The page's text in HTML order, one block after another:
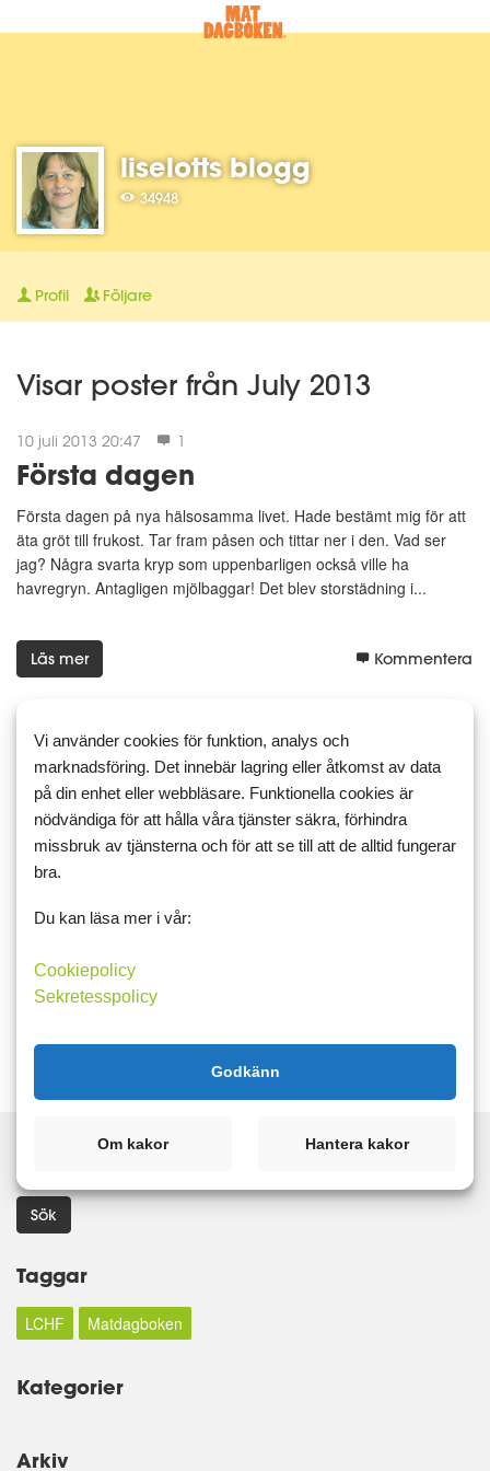
liselotts blogg
34948
Profil Följare
Visar poster från July 2013
10 juli 2013 20:47 1
Första dagen
Första dagen på nya hälsosamma livet. Hade bestämt mig för att
äta gröt till frukost. Tar fram påsen och tittar ner i den. Vad ser
jag? Några svarta kryp som uppenbarligen också ville ha
havregryn. Antagligen mjölbaggar! Det blev storstädning i...
Läs mer Kommentera
10 juli 2013 07:33
Att stärka imunförsvaret
Dags att gå ner i vikt igen. Måste börja tänka på min hälsa. Det
kommer att bli tufft men det måste gå. Har fått diagnosen
bröstcancer. Först opererade de bort själva knölen i bröstet och
en lymfkörtel. Vid analysen av lymfkörteln hittades...
Läs mer
Sök
Taggar
LCHF Matdagboken
Kategorier
Arkiv
Vi använder cookies för funktion, analys och
marknadsföring. Det innebär lagring eller åtkomst av data
på din enhet eller webbläsare. Funktionella cookies är
nödvändiga för att hålla våra tjänster säkra, förhindra
missbruk av tjänsterna och för att se till att de alltid fungerar
bra.
Du kan läsa mer i vår:
Cookiepolicy
Sekretesspolicy
Godkänn
Om kakor Hantera kakor